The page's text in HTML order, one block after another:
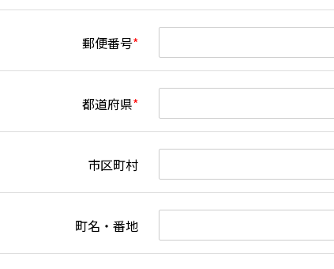
郵便番号*
都道府県*
市区町村
町名・番地